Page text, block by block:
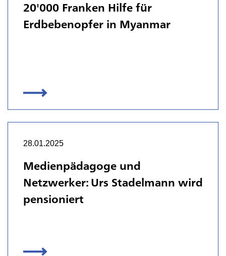
20'000 Franken Hilfe für
Erdbebenopfer in Myanmar
28.01.2025
Medienpädagoge und
Netzwerker: Urs Stadelmann wird
pensioniert